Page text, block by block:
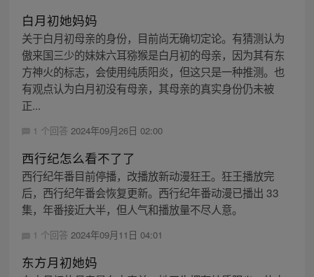
白月初她妈妈
关于白月初母亲的身份，目前尚无确切定论。有猜测认为
傲来国三少的妹妹六耳猕猴是白月初的母亲，因为其有东
方神火的标志，会使用纯质阳炎，但这只是一种推测。也
有观点认为白月初没有母亲，其母亲的真实身份仍未被
正...
1 个回答 2024年09月26日 02:00
西行纪怎么看不了了
西行纪年番目前停播，改播放新动漫狂王。狂王播放完
后，西行纪年番会恢复更新。西行纪年番动漫已播出 33
集，年番接近大半，但人气和播放量不尽人意。
1 个回答 2024年09月11日 04:01
东方月初她妈